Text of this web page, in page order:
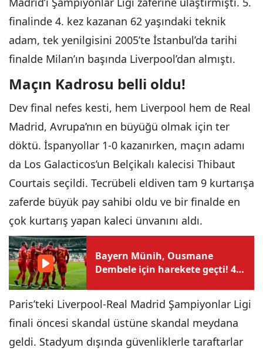
finalinde 4. kez kazanan 62 yaşındaki teknik
adam, tek yenilgisini 2005’te İstanbul’da tarihi
finalde Milan’ın başında Liverpool’dan almıştı.
Maçın Kadrosu belli oldu!
Dev final nefes kesti, hem Liverpool hem de Real
Madrid, Avrupa’nın en büyüğü olmak için ter
döktü. İspanyollar 1-0 kazanırken, maçın adamı
da Los Galacticos’un Belçikalı kalecisi Thibaut
Courtais seçildi. Tecrübeli eldiven tam 9 kurtarışa
zaferde büyük pay sahibi oldu ve bir finalde en
çok kurtarış yapan kaleci ünvanını aldı.
Bayern Münih, Ousmane
Dembele için harekete geçti! 4
Paris’teki Liverpool-Real Madrid Şampiyonlar Ligi
finali öncesi skandal üstüne skandal meydana
geldi. Stadyum dışında güvenliklerle taraftarlar